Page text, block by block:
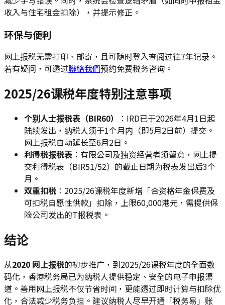
收入与住宅租金扣除），并提示修正。
环保与便利
网上报税无需打印、邮寄，且可随时登入查阅过往7年记录。
若有疑问，可透过聯絡我們预约免费税务咨询。
2025/26课税年度特别注意事项
个别人士报税表（BIR60）
：IRD已于2026年4月1日起
陆续发出，纳税人须于1个月内（即5月2日前）提交。
网上报税自动延长至6月2日。
利得税报税表 ：有限公司及独资经营者须留意，网上提
交利得税表（BIR51/52）的截止日期为税表发出后3个
月。
双重扣税 ：2025/26课税年度新增「合资格年金保费及
可扣税自愿性供款」扣除，上限60,000港元，需提供保
险公司发出的T报税表。
结论
从2020 网上报税的初步推广，到2025/26课税年度的全面数
码化，香港税务局已为纳税人提供稳定、安全的电子申报渠
道。善用网上报税不仅节省时间，更能透过即时计算与扣除优
化，合法减少税务负担。建议纳税人尽早开通「税务易」账